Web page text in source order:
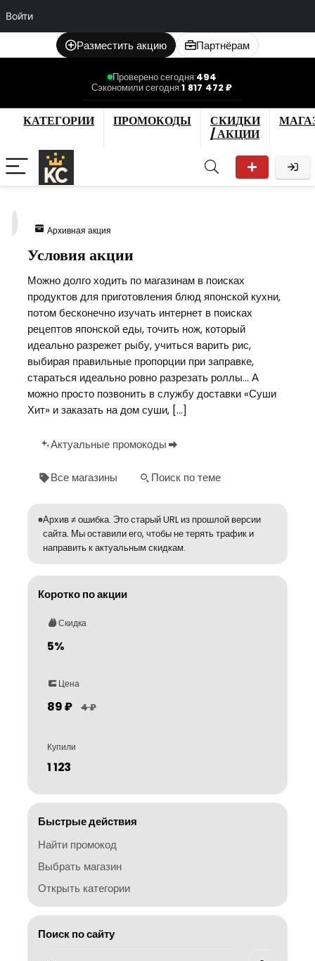
Войти
Разместить акцию Партнёрам
Проверено сегодня:494
Сэкономили сегодня:1 817 472 ₽
КАТЕГОРИИ ПРОМОКОДЫ
СКИДКИ
/ АКЦИИ
Архивная акция
Условия акции
Можно долго ходить по магазинам в поисках
продуктов для приготовления блюд японской кухни,
потом бесконечно изучать интернет в поисках
рецептов японской еды, точить нож, который
идеально разрежет рыбу, учиться варить рис,
выбирая правильные пропорции при заправке,
стараться идеально ровно разрезать роллы… А
можно просто позвонить в службу доставки «Суши
Хит» и заказать на дом суши, […]
Актуальные промокоды
Все магазины Поиск по теме
Архив ≠ ошибка. Это старый URL из прошлой версии
сайта. Мы оставили его, чтобы не терять трафик и
направить к актуальным скидкам.
Коротко по акции
Скидка
5%
Цена
89 ₽ 4 ₽
Купили
1 123
Быстрые действия
Найти промокод
Выбрать магазин
Открыть категории
Поиск по сайту